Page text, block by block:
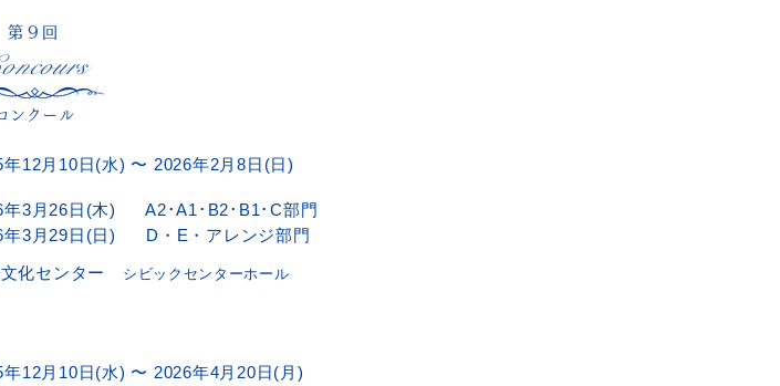
第9回
ンクール
年12月10日(水) 〜 2026年2月8日(日)
年3月26日(木)
A2･A1･B2･B1･C部門
年3月29日(日)
D・E・アレンジ部門
化センター シビックセン ターホール
年12月10日(水) 〜 2026年4月20日(月)